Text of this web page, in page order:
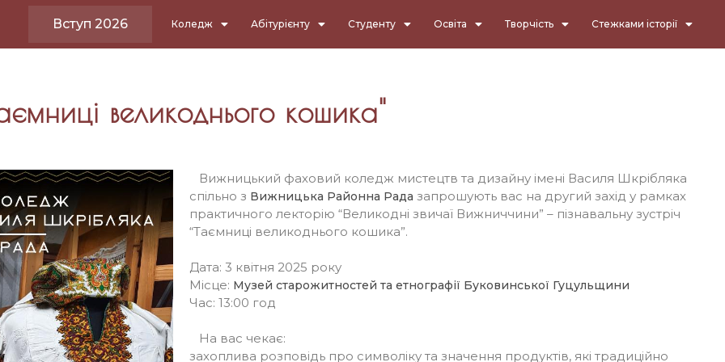
Вступ 2026 Коледж Абітурієнту Студенту Освіта Творчість Стежками історії
великоднього кошика"
Вижницький фаховий коледж мистецтв та дизайну імені Василя Шкрібляка
спільно з Вижницька Районна Рада запрошують вас на другий захід у рамках
практичного лекторію “Великодні звичаї Вижниччини” – пізнавальну зустріч
“Таємниці великоднього кошика”.
Дата: 3 квітня 2025 року
Місце: Музей старожитностей та етнографії Буковинської Гуцульщини
Час: 13:00 год
На вас чекає:
захоплива розповідь про символіку та значення продуктів, які традиційно